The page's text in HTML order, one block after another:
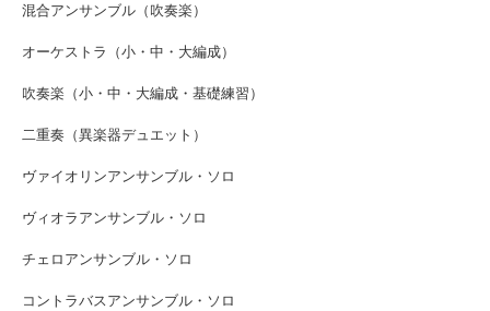
混合アンサンブル（吹奏楽）
オーケストラ（小・中・大編成）
吹奏楽（小・中・大編成・基礎練習）
二重奏（異楽器デュエット）
ヴァイオリンアンサンブル・ソロ
ヴィオラアンサンブル・ソロ
チェロアンサンブル・ソロ
コントラバスアンサンブル・ソロ